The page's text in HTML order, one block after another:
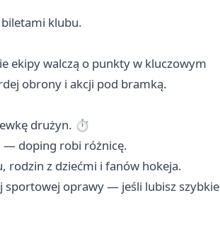
klubu.
ekipy walczą o punkty w kluczowym
obrony i akcji pod bramką.
drużyn. ⏱
— doping robi różnicę.
rodzin z dziećmi i fanów hokeja.
sportowej oprawy — jeśli lubisz szybkie